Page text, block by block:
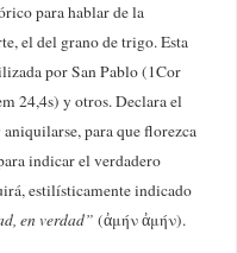
para hablar de la
el del grano de trigo. Esta
por San Pablo (1Cor
24,4s) y otros. Declara el
para que florezca
indicar el verdadero
estilísticamente indicado
en verdad”(ἀμήν ἀμήν).